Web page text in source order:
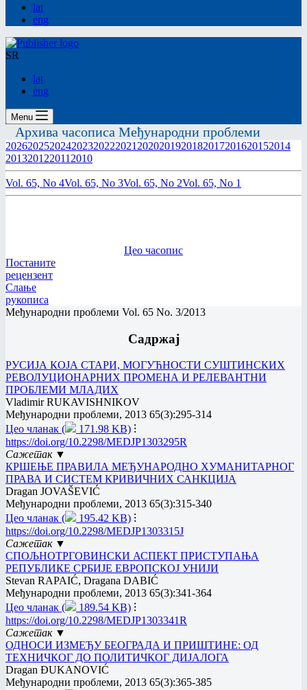
lat
eng
SR
lat
eng
Menu
Архива часописа Међународни проблеми
202620252024202320222021 2020201920182017201620152014
201320122011 2010
Vol. 65, No 4Vol. 65, No 3Vol. 65, No 2Vol. 65, No 1
Цео часопис
Постаните
рецензент
Слање
рукописа
Међународни проблеми Vol. 65 No. 3/2013
Садржај
РУСИЈА КОЈА СТАРИ, МОГУЋНОСТИ СУШТИНСКИХ
РЕВОЛУЦИОНАРНИХ ПРОМЕНА И РЕЛЕВАНТНИ
ПРОБЛЕМИ МЛАДИХ
Vladimir RUKAVISHNIKOV
Међународни проблеми, 2013 65(3):295-314
Цео чланак (
171.98 KB) ⁝
https://doi.org/10.2298/MEDJP1303295R
Сажетак ▼
КРШЕЊЕ ПРАВИЛА МЕЂУНАРОДНО ХУМАНИТАРНОГ
ПРАВА И СИСТЕМ КРИВИЧНИХ САНКЦИЈА
Dragan JOVAŠEVIĆ
Међународни проблеми, 2013 65(3):315-340
Цео чланак (
195.42 KB) ⁝
https://doi.org/10.2298/MEDJP1303315J
Сажетак ▼
СПОЉНОТРГОВИНСКИ АСПЕКТ ПРИСТУПАЊА
РЕПУБЛИКЕ СРБИЈЕ ЕВРОПСКОЈ УНИЈИ
Stevan RAPAIĆ, Dragana DABIĆ
Међународни проблеми, 2013 65(3):341-364
Цео чланак (
189.54 KB) ⁝
https://doi.org/10.2298/MEDJP1303341R
Сажетак ▼
ОДНОСИ ИЗМЕЂУ БЕОГРАДА И ПРИШТИНЕ: ОД
ТЕХНИЧКОГ ДО ПОЛИТИЧКОГ ДИЈАЛОГА
Dragan ĐUKANOVIĆ
Међународни проблеми, 2013 65(3):365-385